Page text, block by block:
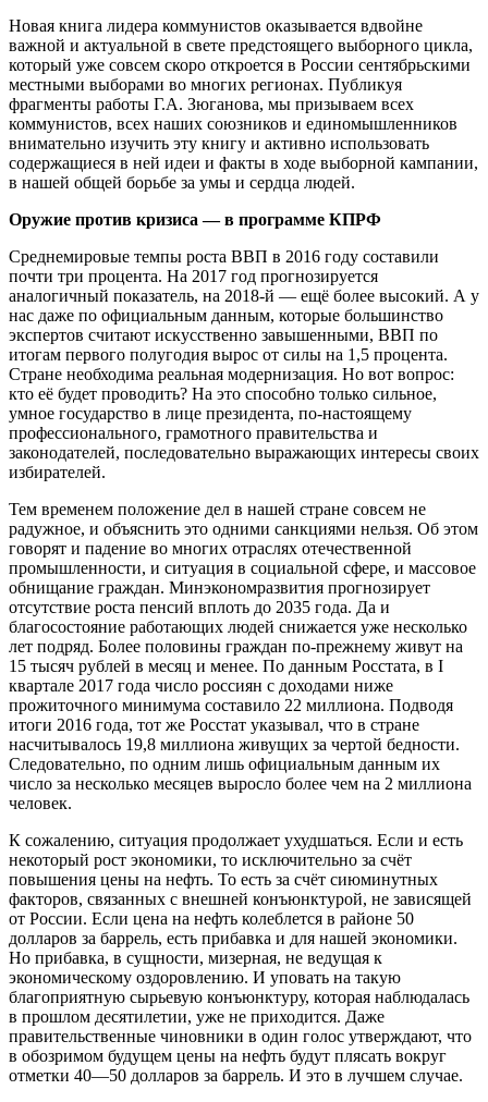
Новая книга лидера коммунистов оказывается вдвойне
важной и актуальной в свете предстоящего выборного цикла,
который уже совсем скоро откроется в России сентябрьскими
местными выборами во многих регионах. Публикуя
фрагменты работы Г.А. Зюганова, мы призываем всех
коммунистов, всех наших союзников и единомышленников
внимательно изучить эту книгу и активно использовать
содержащиеся в ней идеи и факты в ходе выборной кампании,
в нашей общей борьбе за умы и сердца людей.
Оружие против кризиса — в программе КПРФ
Среднемировые темпы роста ВВП в 2016 году составили
почти три процента. На 2017 год прогнозируется
аналогичный показатель, на 2018-й — ещё более высокий. А у
нас даже по официальным данным, которые большинство
экспертов считают искусственно завышенными, ВВП по
итогам первого полугодия вырос от силы на 1,5 процента.
Стране необходима реальная модернизация. Но вот вопрос:
кто её будет проводить? На это способно только сильное,
умное государство в лице президента, по-настоящему
профессионального, грамотного правительства и
законодателей, последовательно выражающих интересы своих
избирателей.
Тем временем положение дел в нашей стране совсем не
радужное, и объяснить это одними санкциями нельзя. Об этом
говорят и падение во многих отраслях отечественной
промышленности, и ситуация в социальной сфере, и массовое
обнищание граждан. Минэкономразвития прогнозирует
отсутствие роста пенсий вплоть до 2035 года. Да и
благосостояние работающих людей снижается уже несколько
лет подряд. Более половины граждан по-прежнему живут на
15 тысяч рублей в месяц и менее. По данным Росстата, в I
квартале 2017 года число россиян с доходами ниже
прожиточного минимума составило 22 миллиона. Подводя
итоги 2016 года, тот же Росстат указывал, что в стране
насчитывалось 19,8 миллиона живущих за чертой бедности.
Следовательно, по одним лишь официальным данным их
число за несколько месяцев выросло более чем на 2 миллиона
человек.
К сожалению, ситуация продолжает ухудшаться. Если и есть
некоторый рост экономики, то исключительно за счёт
повышения цены на нефть. То есть за счёт сиюминутных
факторов, связанных с внешней конъюнктурой, не зависящей
от России. Если цена на нефть колеблется в районе 50
долларов за баррель, есть прибавка и для нашей экономики.
Но прибавка, в сущности, мизерная, не ведущая к
экономическому оздоровлению. И уповать на такую
благоприятную сырьевую конъюнктуру, которая наблюдалась
в прошлом десятилетии, уже не приходится. Даже
правительственные чиновники в один голос утверждают, что
в обозримом будущем цены на нефть будут плясать вокруг
отметки 40—50 долларов за баррель. И это в лучшем случае.